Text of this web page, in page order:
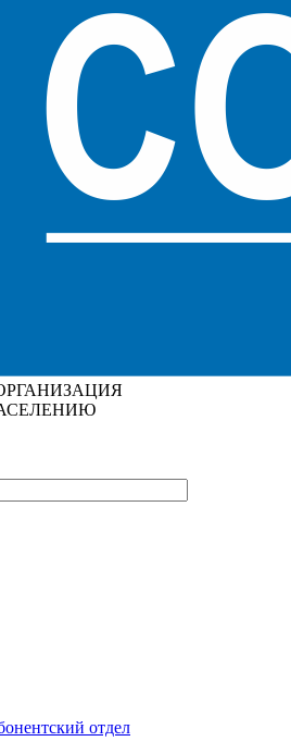
отдел